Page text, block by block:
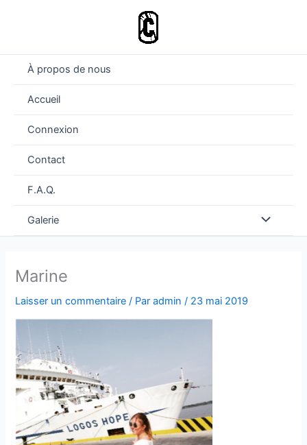
À propos de nous
Accueil
Connexion
Contact
F.A.Q.
Galerie
Marine
Laisser un commentaire / Paradmin/ 23 mai 2019